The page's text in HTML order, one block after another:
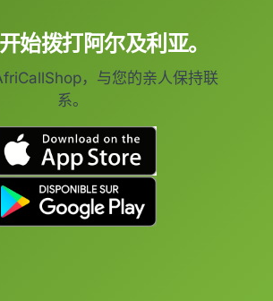
始拨打阿尔及利亚。
，与您的亲人保持联
系。